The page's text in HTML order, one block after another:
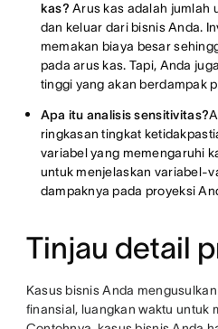
kas? Arus kas adalah jumlah
dan keluar dari bisnis Anda.
memakan biaya besar
pada arus kas. Tapi, Anda
tinggi yang akan berdampak
Apa itu analisis sensitivitas?
ringkasan tingkat
variabel yang memengaruhi
untuk menjelaskan variabel-
dampaknya pada proyeksi
Tinjau detail
Kasus bisnis Anda
finansial, luangkan waktu untuk